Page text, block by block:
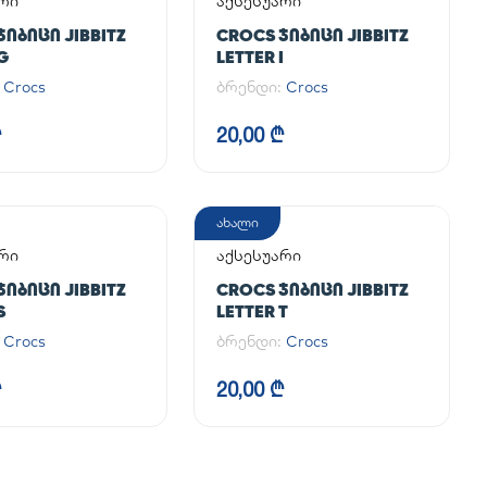
JIBBITZ
Crocs
CROCS ᲯᲘᲑᲘᲪᲘ JIBBITZ
LETTER I
ბრენდი: Crocs
20,00 ₾
JIBBITZ
Crocs
ახალი
აქსესუარი
CROCS ᲯᲘᲑᲘᲪᲘ JIBBITZ
LETTER T
ბრენდი: Crocs
20,00 ₾